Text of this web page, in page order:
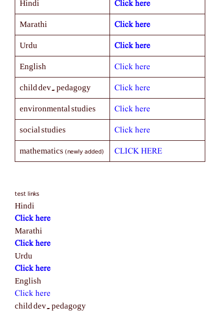
Hindi Click here
Marathi Click here
Urdu Click here
English Click here
child dev. pedagogy Click here
environmental studies Click here
social studies Click here
mathematics (newly added) CLICK HERE
test links
Hindi
Click here
Marathi
Click here
Urdu
Click here
English
Click here
child dev. pedagogy